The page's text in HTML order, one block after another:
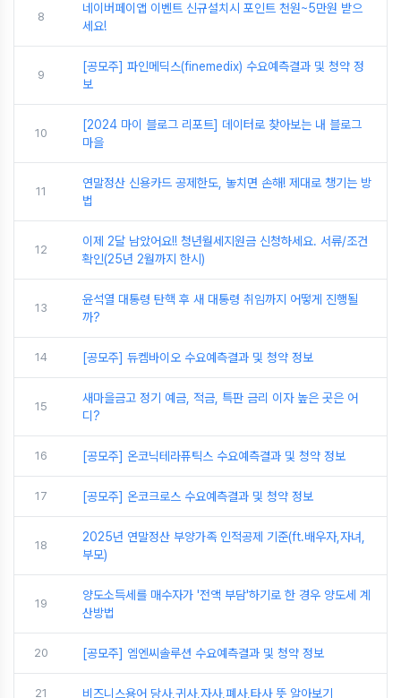
8
네이버페이앱 이벤트 신규설치시 포인트 천원~5만원 받으
세요!
9
[공모주] 파인메딕스(finemedix) 수요예측결과 및 청약 정
보
10
[2024 마이 블로그 리포트] 데이터로 찾아보는 내 블로그
마을
11
연말정산 신용카드 공제한도, 놓치면 손해! 제대로 챙기는 방
법
12
이제 2달 남았어요!! 청년월세지원금 신청하세요. 서류/조건
확인(25년 2월까지 한시)
13
윤석열 대통령 탄핵 후 새 대통령 취임까지 어떻게 진행될
까?
14 [공모주] 듀켐바이오 수요예측결과 및 청약 정보
15
새마을금고 정기 예금, 적금, 특판 금리 이자 높은 곳은 어
디?
16 [공모주] 온코닉테라퓨틱스 수요예측결과 및 청약 정보
17 [공모주] 온코크로스 수요예측결과 및 청약 정보
18
2025년 연말정산 부양가족 인적공제 기준(ft.배우자,자녀,
부모)
19
양도소득세를 매수자가 '전액 부담'하기로 한 경우 양도세 계
산방법
20 [공모주] 엠엔씨솔루션 수요예측결과 및 청약 정보
21 비즈니스용어 당사,귀사,자사,폐사,타사 뜻 알아보기